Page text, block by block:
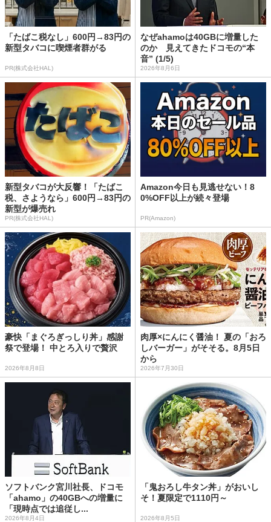
「たばこ税なし」600円→83円の
新型タバコに喫煙者群がる
PR(株式会社HAL)
なぜahamoは40GBに増量した
のか 見えてきたドコモの“本
音” (1/5)
2026年8月6日
新型タバコが大反響！「たばこ
税、さようなら」600円→83円の
新型が爆売れ
PR(株式会社HAL)
Amazon今日も見逃せない！8
0%OFF以上が続々登場
PR(Amazon)
豪快「まぐろぎっしり丼」感謝
祭で登場！ 中とろ入りで贅沢
2026年8月8日
肉厚×にんにく醤油！ 夏の「おろ
しバーガー」がそそる。8月5日
から
2026年7月30日
ソフトバンク宮川社長、ドコモ
「ahamo」の40GBへの増量に
「現時点では追従し...
2026年8月4日
「鬼おろし牛タン丼」がおいし
そ！夏限定で1110円～
2026年8月5日